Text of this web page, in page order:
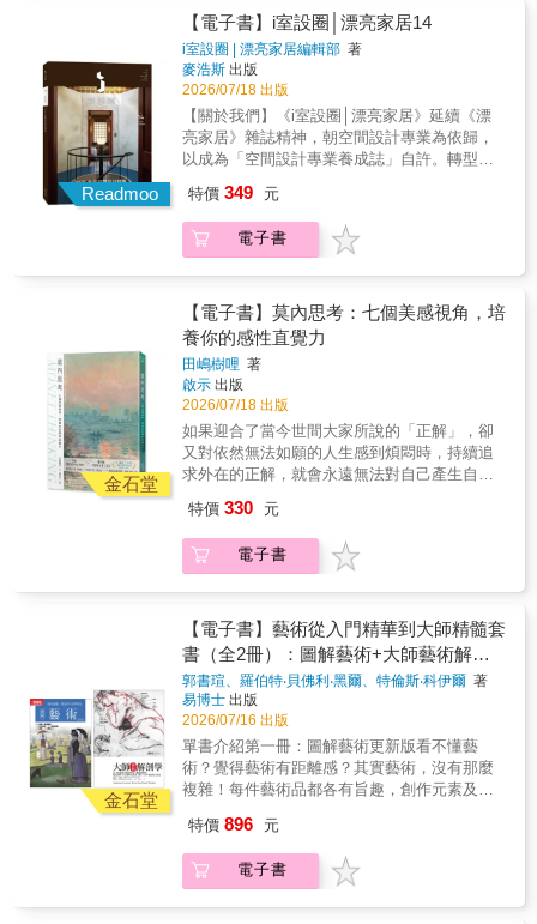
Geek》 「絢麗奔放，洋溢生命力。這部看
似輕盈卻力量十足的作品，不只是致敬與評
論，更是一場對藝術史的重新凝視。即使置身
充滿怪奇與前衛氣息的藝術世界，草間彌生依
舊是獨一無二的存在。這是一本迷人而有力的
作品，讓長久以來在西方被低估的草間彌生，
得到應有的注目與讚譽。」──《Now Read
This!》 「極度前衛的圖像傳記，呈現極度
前衛藝術家的一生，在絢麗中充滿療癒，在低
谷中溢滿喜悅的泡泡生命！」──《Broken
Frontier》本書特色1. 圖像媒體齊力盛讚！
《Buzz Magazine》、《Broken Frontier》、
力，精彩描繪草間彌生一生的起伏與糾結、昇
華與突破。行雲流水，盡覽藝術精髓。2. 圖像
敘事手法高明，每個段落的構圖都切合草間彌
生該人生階段的語彙流變！ 以流暢的節奏和
鮮明構圖，將草間彌生獨特的色彩、圓點、無
限網等語彙，巧妙融入這本圖像傳記。在描述
草間彌生不同人生階段時，也巧妙使用草間該
階段最具代表性的圖像元素。3. 綿密圖像，有
人生、有時尚、有藝術、有秘辛！精彩一次滿
足！ 巧妙將草間彌生博大精深的藝術創作融
裡，流動式觀看了她的一生。狂喜又療癒！
繪畫的主體，而是「當下的狀態」，才是真正
的本質；不是知識或技巧，而是「感受美的
心」本身，才是幸福的源泉。本書獻給在繁忙
日常中奔走的每個人：若可以活用「莫內思
考」，平常的道路、窗外的天空、習以為常的
每段時光……，都會開始以令人驚豔的方式閃
耀豐盛光彩。如果能像莫內那樣，在日常中拾
足，散發自信的光芒。 ✦✦動人推薦✦✦高榮禧
｜清華大學藝術與設計學系退休副教授郭怡汝
｜不務正業的博物館吧陳淑華｜台灣師範大學
姍｜忠泰美術館總監蔡康永｜作家謝佳娟｜中
央大學藝術學研究所教授兼人文藝術中心主
任 ✦✦日本讀者好評✦✦【給那些對「評價」感
到疲倦的人們。在日常生活中，幫助你找到美
好之光的指路明燈。】在資訊洪流與他人目光
之中，我們很容易不知不覺就忘了用「自己的
眼睛」去看世界。在現代社會，常常會有這樣
的感覺。每天不斷更新的數字和「按讚」數，
有時讓人心裡微微感到壓迫與侷促。這本《莫
內思考》讓人覺得，它就像在這樣的日常裡，
日本讀者 忍秋【只要運用「莫內思考」，就能
讓我們在這個巨大變革的時代活得更輕鬆！】
這本書並不是單純解說莫內作品的書，而是幫
角來看世界的。同時，它把莫內所生活、社會
劇烈變動的「印象派」時代，與現代相互對
照，並提供一個提示——只要運用「莫內思
考」，我們應該能在這個大變革的時代中活得
更自在。內容相當好讀，會讓人越看越投入。
就算不認識莫內或不熟悉藝術，也能輕鬆讀
完，並且至少會找到一件「好像可以試試看」
的事情。我非常推薦給那些在現代生活中感到
爭優勢，跨域專家齊聚論述碰撞創新火花為作
品牌核心，成為設計人學習、產業轉型升級的
重要知識平台。《i室設圈│漂亮家居》每年1
月、4月、7月、10月出刊。對應產業以搭建多
元設計平台為核心，補足學校沒教的設計這門
事、提供跨領域設計與創新知識，給予設計人
更實用的內容；對應知識以提供專業設計、不
同領域內容帶動設計跨域學習，同時著重本土
與外來設計並重的多國學習。
建築人觀點│方瑋建築人觀點│黃卓仁設計人觀
點│譚淑靜設計人觀點│黃鈴芳
2_DESIGNArchitecture建築設計／Historical
Oberamteistraße MuseumInterior室內設計／
Castelar HouseDesigner空間設計人／瓦豆燈光
設計師江佶洋3_TOPIC──2026老屋空間設計特
集 翻轉舊空間，重新定義使用價值
老屋不只是居住的問題。台灣街頭愈來愈多曾
經斑駁老舊的透天、公寓與倉庫，在改造之
後，轉化為辦公室、選品店、餐飲店、旅店與
公共空間。老建築的骨架與空間條件，反而成
為商空設計中最稀缺的資產，挑高尺度、厚實
的特質，正被新一代設計師與品牌業主重新看
見。INTERVIEW老屋活化，時間釀出的商業新
生命老屋進入商業場域，正在經歷一場靜默的
轉化。透天、公寓與倉庫，這些曾被視為負擔
漸成為市場上極具辨識度的空間資產。本單元
專訪設計師、建築師，從實際操刀的老屋案例
出發，探討老建築的先天條件如何轉化為品牌
優勢，以及在預算、法規與使用需求之間，設
計師如何找到推動老屋轉化的關鍵支點，並延
伸其對未來商空發展與空間運用的觀察與看
法。 I-SELECT 老屋活化，商空改造案例解析
辦公室、選品店、餐飲店、旅店與公共空間等
不同業態，各自承載不同的使用邏輯與品牌需
求，但回到選擇落腳老屋的原因，卻指向同一
件事，老建築所保留的空間個性，是新成屋難
以複製的條件。本單元精選5個業態的老屋商空
改造案例，看設計師、建師如何在保留老屋結
構與特質的同時，使空間回應當代品牌與使用
Readmoo
【電子書】i室設圈│漂亮家居14
i室設圈 | 漂亮家居編輯部 著
麥浩斯 出版
2026/07/18 出版
【關於我們】《i室設圈│漂亮家居》延續《漂
亮家居》雜誌精神，朝空間設計專業為依歸，
以成為「空間設計專業養成誌」自許。轉型後
分析時事梳理國際產業新趨勢聯結在地，提供
企業品牌與設計人嶄新觀點；「智庫Think
Tank」──遴選國內外空間設計案，解析設計創
爭優勢，跨域專家齊聚論述碰撞創新火花為作
品牌核心，成為設計人學習、產業轉型升級的
重要知識平台。《i室設圈│漂亮家居》每年1
月、4月、7月、10月出刊。對應產業以搭建多
元設計平台為核心，補足學校沒教的設計這門
事、提供跨領域設計與創新知識，給予設計人
更實用的內容；對應知識以提供專業設計、不
同領域內容帶動設計跨域學習，同時著重本土
與外來設計並重的多國學習。
CONTENTS1_COLUMNS建築人觀點│陸希傑
點│譚淑靜設計人觀點│黃鈴芳
2_DESIGNArchitecture建築設計／Historical
Oberamteistraße MuseumInterior室內設計／
設計師江佶洋3_TOPIC──2026老屋空間設計特
集 翻轉舊空間，重新定義使用價值
老屋不只是居住的問題。台灣街頭愈來愈多曾
經斑駁老舊的透天、公寓與倉庫，在改造之
後，轉化為辦公室、選品店、餐飲店、旅店與
公共空間。老建築的骨架與空間條件，反而成
為商空設計中最稀缺的資產，挑高尺度、厚實
牆體與不規則輪廓，這些在新成屋中難以取得
見。INTERVIEW老屋活化，時間釀出的商業新
轉化。透天、公寓與倉庫，這些曾被視為負擔
的老建築，在品牌與設計師的重新詮釋下，逐
漸成為市場上極具辨識度的空間資產。本單元
特價 349 元
電子書
金石堂
【電子書】莫內思考：七個美感視角，培
養你的感性直覺力
田嶋樹哩 著
啟示 出版
2026/07/18 出版
如果迎合了當今世間大家所說的「正解」，卻
又對依然無法如願的人生感到煩悶時，持續追
求外在的正解，就會永遠無法對自己產生自
滿迷惘、後悔與不安。找回感性，找回對自己
人生的安心感！為你人生的每天灑下多變且希
望的光線與色彩……❈ ❈ ❈「每一天每一
❈★★★★★ 入選《富比士日本》「創造者
100」的作者田嶋樹哩的新感性生活法
★★★★★7個「莫內思考」視角 X 4步驟「發
現日常之美」相信自己的「感性」，培育內在
「莫內」→養成幸福習慣、迎向自信人生❈
❈ ❈ 每天的景色，原來如此美麗──向莫內的
眼光學習，將「平凡的日常」轉變為「幸福的
傑作」。 《莫內思考》以印象派代表畫家莫內
的一生與作品中蘊含的哲學為線索，陪伴生活
在現代的我們重新找回「感性的力量」，尋找
療癒？ 莫內鍾愛的「光與影」、「曖昧性」、
「變化」的視角是什麼？ 七個莫內思考發現美
與幸福的方法 附上就從今日開始實踐的「莫內
特價 330 元
電子書
金石堂
【電子書】藝術從入門精華到大師精髓套
書（全2冊）：圖解藝術+大師藝術解剖
學
郭書瑄、羅伯特‧貝佛利‧黑爾、特倫斯‧科伊爾 著
易博士 出版
2026/07/16 出版
單書介紹第一冊：圖解藝術更新版看不懂藝
術？覺得藝術有距離感？其實藝術，沒有那麼
複雜！每件藝術品都各有旨趣，創作元素及表
作品之間，其實存在著某些共通點。只要能掌
握元素構成、風格寓意等鑑賞的共通原則，即
使不了解藝術歷史，也能自然而然地領略藝術
特價 896 元
電子書